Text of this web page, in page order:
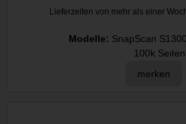
Modelle: SnapScan
100k Seiten
merken
Lieferzeiten von mehr als einer